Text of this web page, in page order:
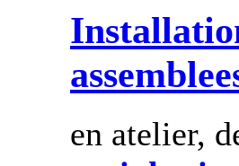
en atelier,